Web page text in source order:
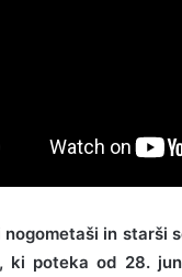
nogometaši in starši
ki poteka od 28.